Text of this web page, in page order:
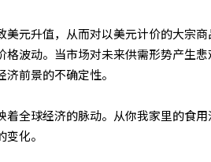
元升值，从而对以美元计价的大宗
波动。当市场对未来供需形势产生悲
前景的不确定性。
全球经济的脉动。从你我家里的食
化。